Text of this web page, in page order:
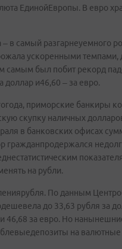
ЕдинойЕвропы. В евро
– в самый разгарнеуемного
ускоренными темпами,
самым был побит рекорд
доллар и46,60 – за евро.
приморские банкиры
скупку наличных
в банковских офисах
гражданпродержался
на рубли.
По данным
до 33,63 рубля за
46,68 за евро. Но
на